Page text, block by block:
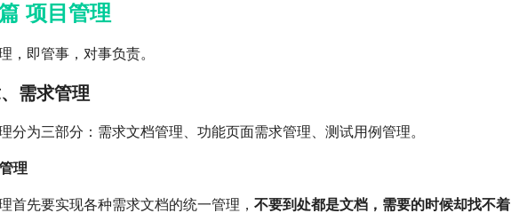
项目管理
，即管事，对事负责。
需求管理
分为三部分：需求文档管理、功能页面需求管理、测试用例管理。
理
首先要实现各种需求文档的统一管理， 不要到处都是文档，需要的时候却找不着